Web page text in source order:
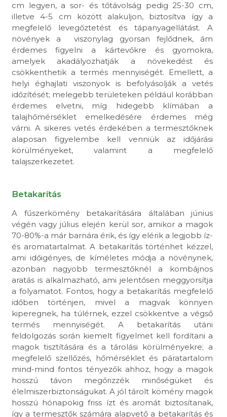
cm legyen, a sor- és tőtávolság pedig 25-30 cm,
illetve 4-5 cm között alakuljon, biztosítva így a
megfelelő levegőztetést és tápanyagellátást. A
növények a viszonylag gyorsan fejlődnek, ám
érdemes figyelni a kártevőkre és gyomokra,
amelyek akadályozhatják a növekedést és
csökkenthetik a termés mennyiségét. Emellett, a
helyi éghajlati viszonyok is befolyásolják a vetés
időzítését; melegebb területeken például korábban
érdemes elvetni, míg hidegebb klímában a
talajhőmérséklet emelkedésére érdemes még
várni. A sikeres vetés érdekében a termesztőknek
alaposan figyelembe kell venniük az időjárási
körülményeket, valamint a megfelelő
talajszerkezetet.
Betakarítás
A fűszerkömény betakarítására általában június
végén vagy július elején kerül sor, amikor a magok
70-80%-a már barnára érik, és így elérik a legjobb íz-
és aromatartalmat. A betakarítás történhet kézzel,
ami időigényes, de kíméletes módja a növénynek,
azonban nagyobb termesztőknél a kombájnos
aratás is alkalmazható, ami jelentősen meggyorsítja
a folyamatot. Fontos, hogy a betakarítás megfelelő
időben történjen, mivel a magvak könnyen
kiperegnek, ha túlérnek, ezzel csökkentve a végső
termés mennyiségét. A betakarítás utáni
feldolgozás során kiemelt figyelmet kell fordítani a
magok tisztítására és a tárolási körülményekre; a
megfelelő szellőzés, hőmérséklet és páratartalom
mind-mind fontos tényezők ahhoz, hogy a magok
hosszú távon megőrizzék minőségüket és
élelmiszerbiztonságukat. A jól tárolt kömény magok
hosszú hónapokig friss ízt és aromát biztosítanak,
így a termesztők számára alapvető a betakarítás és